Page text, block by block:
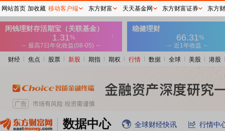
财经 焦点 股票 新股 期指 期权 行情 数据 全球 美股 港股
数据中心 全球财经快讯 行情中
网站首页 加收藏 移动客户端 东方财富 天天基金网 东方财富证券 东方